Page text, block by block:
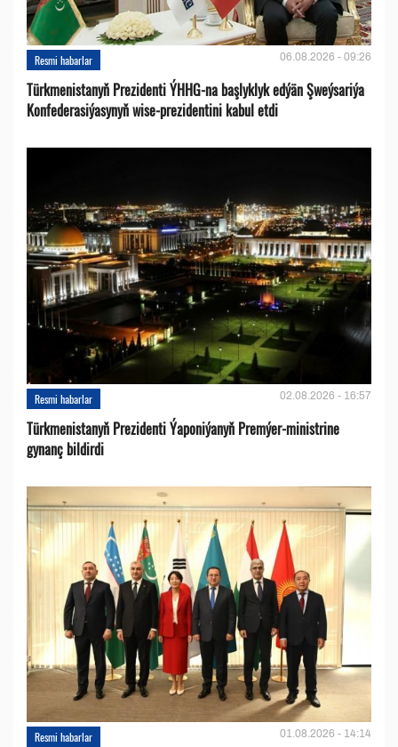
Resmi habarlar 06.08.2026 - 09:26
Türkmenistanyň Prezidenti ÝHHG-na başlyklyk edýän Şweýsariýa
Konfederasiýasynyň wise-prezidentini kabul etdi
Resmi habarlar 02.08.2026 - 16:57
Türkmenistanyň Prezidenti Ýaponiýanyň Premýer-ministrine
gynanç bildirdi
Resmi habarlar 01.08.2026 - 14:14